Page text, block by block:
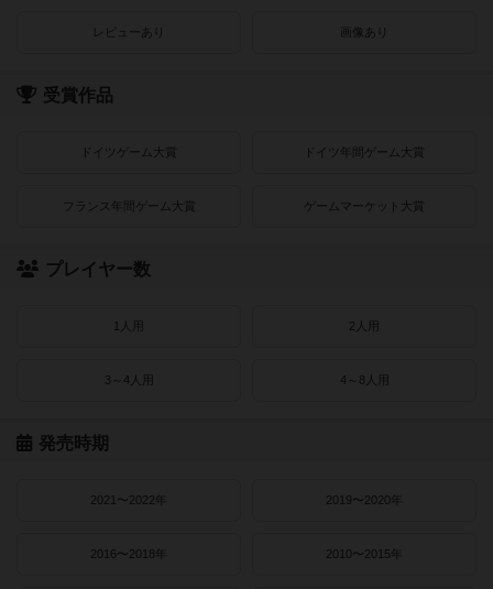
レビューあり 画像あり
受賞作品
ドイツゲーム大賞 ドイツ年間ゲーム大賞
フランス年間ゲーム大賞 ゲームマーケット大賞
プレイヤー数
1人用 2人用
3～4人用 4～8人用
発売時期
2021〜2022年 2019〜2020年
2016〜2018年 2010〜2015年